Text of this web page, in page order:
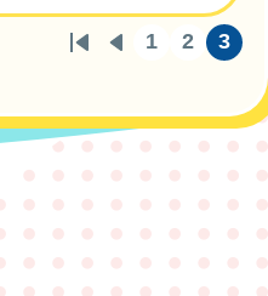
FirstPrevious
1
頁
2
目
頁
3